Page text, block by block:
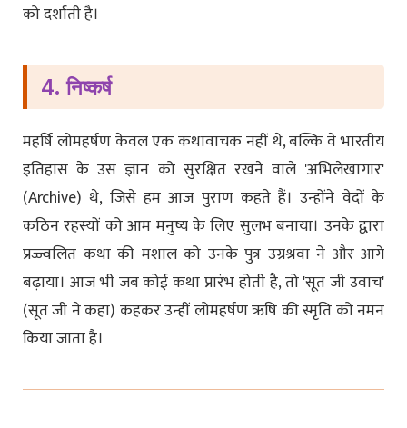
को दर्शाती है।
4. निष्कर्ष
महर्षि लोमहर्षण केवल एक कथावाचक नहीं थे, बल्कि वे भारतीय
इतिहास के उस ज्ञान को सुरक्षित रखने वाले 'अभिलेखागार'
(Archive) थे, जिसे हम आज पुराण कहते हैं। उन्होंने वेदों के
कठिन रहस्यों को आम मनुष्य के लिए सुलभ बनाया। उनके द्वारा
प्रज्ज्वलित कथा की मशाल को उनके पुत्र उग्रश्रवा ने और आगे
बढ़ाया। आज भी जब कोई कथा प्रारंभ होती है, तो 'सूत जी उवाच'
(सूत जी ने कहा) कहकर उन्हीं लोमहर्षण ऋषि की स्मृति को नमन
किया जाता है।